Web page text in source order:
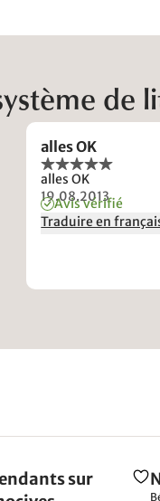
de
alles OK
alles OK
19.08.2013
Avis vérifié
Traduire en
sur